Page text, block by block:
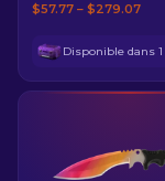
$57.77 – $279.07
Disponible dans